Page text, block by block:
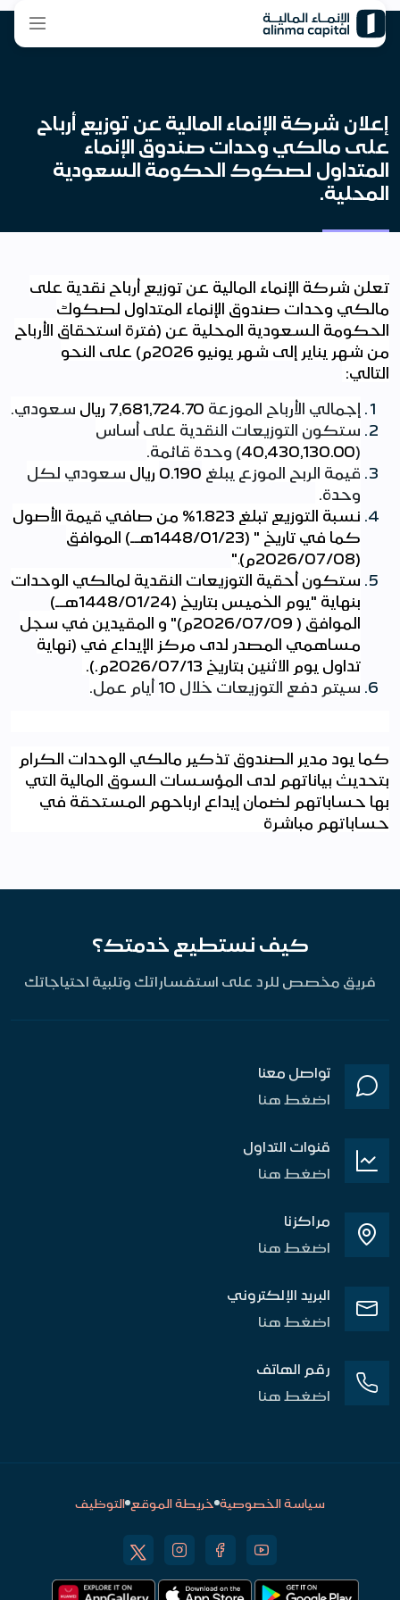
إعلان شركة الإنماء المالية عن توزيع أرباح
على مالكي وحدات صندوق الإنماء
المتداول لصكوك الحكومة السعودية
المحلية.
تعلن شركة الإنماء المالية عن توزيع أرباح نقدية على
مالكي وحدات صندوق الإنماء المتداول لصكوك
الحكومة السعودية المحلية عن (فترة استحقاق الأرباح
من
شهر يناير إلى شهر يونيو 2026م) على النحو
التالي:
إجمالي الأرباح الموزعة 7,681,724.70 ريال سعودي.
ستكون التوزيعات النقدية على أساس
(
40,430,130.00) وحدة قائمة.
قيمة الربح الموزع يبلغ 0.190 ريال سعودي لكل
وحدة.
نسبة التوزيع تبلغ 1.823% من صافي قيمة الأصول
كما في تاريخ " (23
/
01
/1448هــ) الموافق
(
08
/
07/2026م)
".
ستكون أحقية التوزيعات النقدية لمالكي الوحدات
بنهاية "يوم الخميس بتاريخ (24
/
01
/
1448هــ)
الموافق ( 09
/
07
/2026م)" و المقيدين في سجل
مساهمي المصدر لدى مركز الإيداع في (نهاية
تداول يوم الاثنين بتاريخ 13
/
07/2026م.)
.
سيتم دفع التوزيعات خلال 10
أيام عمل.
كما يود مدير الصندوق تذكير مالكي الوحدات الكرام
بتحديث بياناتهم لدى المؤسسات السوق المالية التي
بها حساباتهم لضمان إيداع ارباحهم المستحقة في
حساباتهم مباشرة
كيف نستطيع خدمتك؟
فريق مخصص للرد على استفساراتك وتلبية احتياجاتك
تواصل معنا
اضغط هنا
قنوات التداول
اضغط هنا
مراكزنا
اضغط هنا
البريد الإلكتروني
اضغط هنا
رقم الهاتف
اضغط هنا
سياسة الخصوصية خريطة الموقع التوظيف